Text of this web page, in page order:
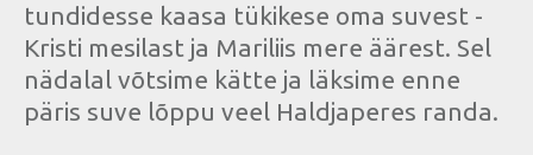
tundidesse kaasa tükikese oma suvest -
Kristi mesilast ja Mariliis mere äärest. Sel
nädalal võtsime kätte ja läksime enne
päris suve lõppu veel Haldjaperes randa.